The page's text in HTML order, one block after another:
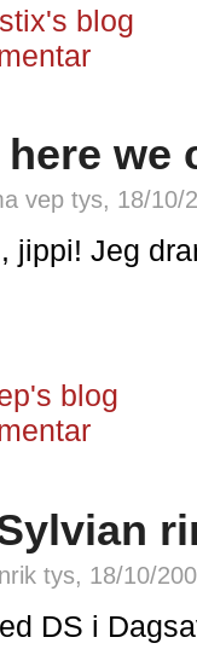
blog
here we
vep tys, 18/10/
jippi! Jeg
blog
tys, 18/10/
DS i